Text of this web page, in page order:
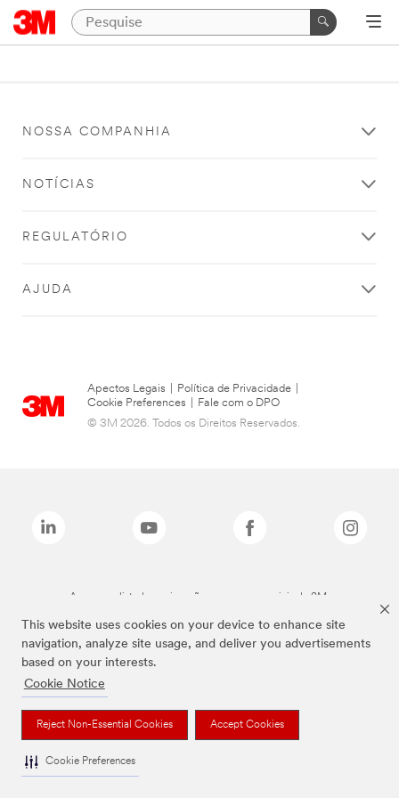
This website uses cookies on your device to enhance site
navigation, analyze site usage, and deliver you advertisements
based on your interests.
Cookie Notice
Reject Non-Essential Cookies Accept Cookies
Cookie Preferences
NOSSA COMPANHIA
NOTÍCIAS
REGULATÓRIO
AJUDA
Apectos Legais Política de Privacidade
Cookie Preferences
Fale com o DPO
© 3M 2026. Todos os Direitos Reservados.
As marcas listadas a cima são marcas comerciais da 3M.